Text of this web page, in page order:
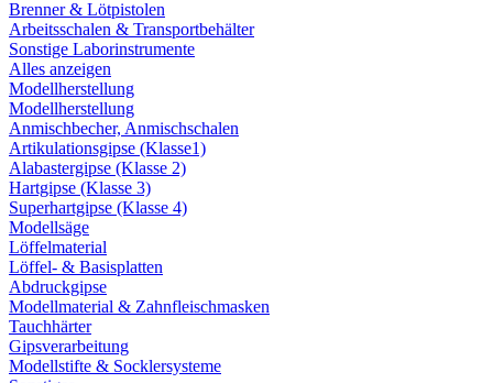
Brenner & Lötpistolen
Arbeitsschalen & Transportbehälter
Sonstige Laborinstrumente
Alles anzeigen
Modellherstellung
Modellherstellung
Anmischbecher, Anmischschalen
Artikulationsgipse (Klasse1)
Alabastergipse (Klasse 2)
Hartgipse (Klasse 3)
Superhartgipse (Klasse 4)
Modellsäge
Löffelmaterial
Löffel- & Basisplatten
Abdruckgipse
Modellmaterial & Zahnfleischmasken
Tauchhärter
Gipsverarbeitung
Modellstifte & Socklersysteme